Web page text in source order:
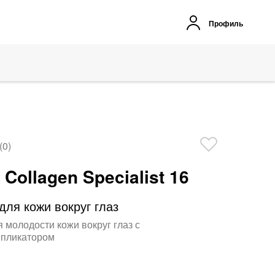
Профиль
Specialist 16
кожи вокруг глаз
кожи вокруг глаз с
(0)